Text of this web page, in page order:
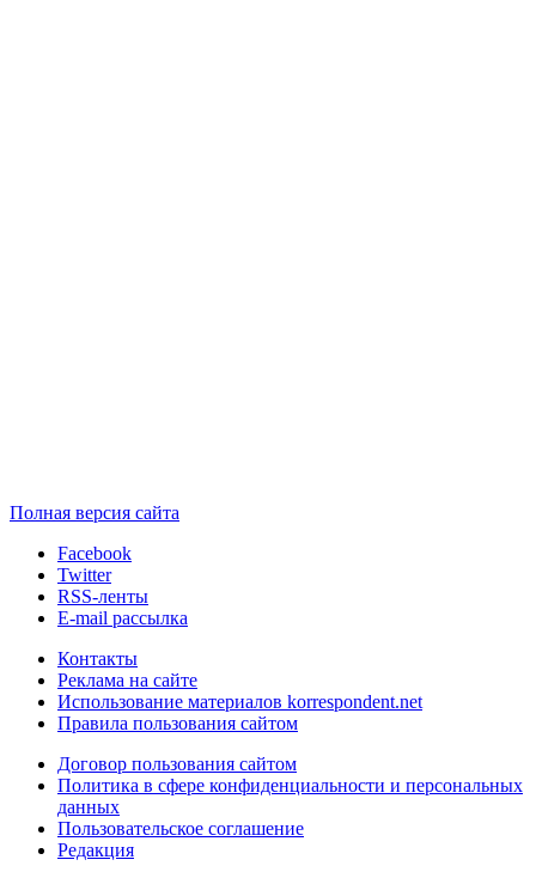
Полная версия сайта
Facebook
Twitter
RSS-ленты
E-mail рассылка
Контакты
Реклама на сайте
Использование материалов korrespondent.net
Правила пользования сайтом
Договор пользования сайтом
Политика в сфере конфиденциальности и персональных
данных
Пользовательское соглашение
Редакция